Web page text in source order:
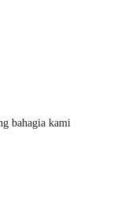
bahagia kami